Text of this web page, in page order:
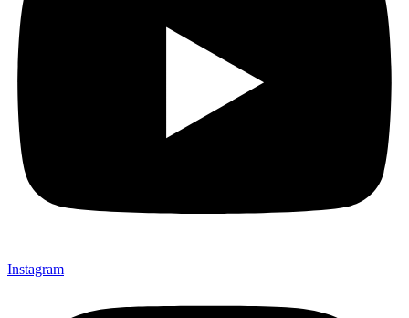
Instagram